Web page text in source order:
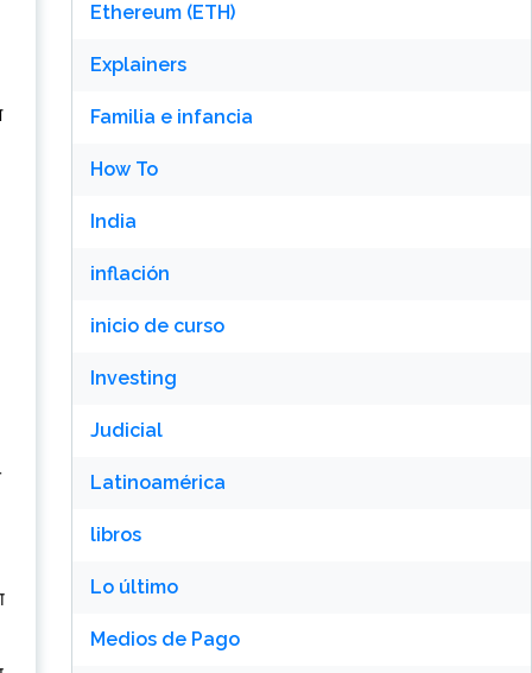
Ethereum (ETH)
Explainers
Familia e infancia
How To
India
inflación
inicio de curso
Investing
Judicial
Latinoamérica
libros
Lo último
Medios de Pago